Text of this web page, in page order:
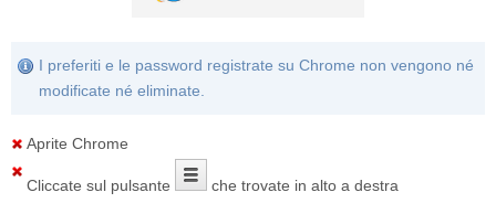
I preferiti e le password registrate su Chrome non vengono né
modificate né eliminate.
Aprite Chrome
Cliccate sul pulsante
che trovate in alto a destra